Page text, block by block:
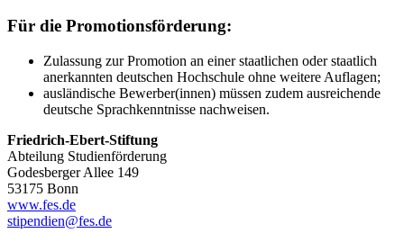
Für die Promotionsförderung:
Zulassung zur Promotion an einer staatlichen oder staatlich
anerkannten deutschen Hochschule ohne weitere Auflagen;
ausländische Bewerber(innen) müssen zudem ausreichende
deutsche Sprachkenntnisse nachweisen.
Friedrich-Ebert-Stiftung
Abteilung Studienförderung
Godesberger Allee 149
53175 Bonn
www.fes.de
stipendien@fes.de